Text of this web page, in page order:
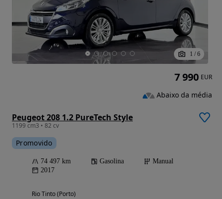
1 / 6
Peugeot 208 1.2 PureTech Style
1199 cm3 • 82 cv
Promovido
74 497 km Gasolina
Manual
2017
Rio Tinto (Porto)
7 990 EUR
Abaixo da média